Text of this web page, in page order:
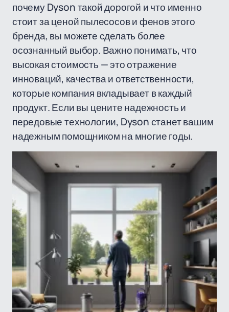
почему Dyson такой дорогой и что именно
стоит за ценой пылесосов и фенов этого
бренда, вы можете сделать более
осознанный выбор. Важно понимать, что
высокая стоимость — это отражение
инноваций, качества и ответственности,
которые компания вкладывает в каждый
продукт. Если вы цените надежность и
передовые технологии, Dyson станет вашим
надежным помощником на многие годы.